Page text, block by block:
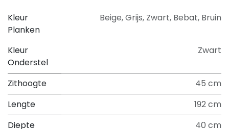
Kleur
Planken
Beige,Grijs, Zwart, Bebat, Bruin
Kleur
Onderstel
Zwart
Zithoogte
45 cm
Lengte
192 cm
Diepte
40 cm